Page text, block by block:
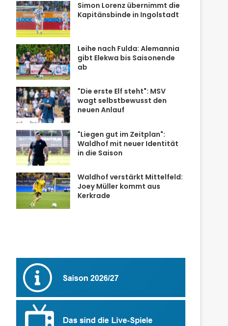
Simon Lorenz übernimmt die
Kapitänsbinde in Ingolstadt
Leihe nach Fulda: Alemannia
gibt Elekwa bis Saisonende
ab
"Die erste Elf steht": MSV
wagt selbstbewusst den
neuen Anlauf
"Liegen gut im Zeitplan":
Waldhof mit neuer Identität
in die Saison
Waldhof verstärkt Mittelfeld:
Joey Müller kommt aus
Kerkrade